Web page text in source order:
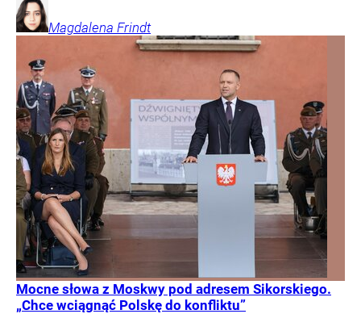
Magdalena Frindt
Mocne słowa z Moskwy pod adresem Sikorskiego.
„Chce wciągnąć Polskę do konfliktu”